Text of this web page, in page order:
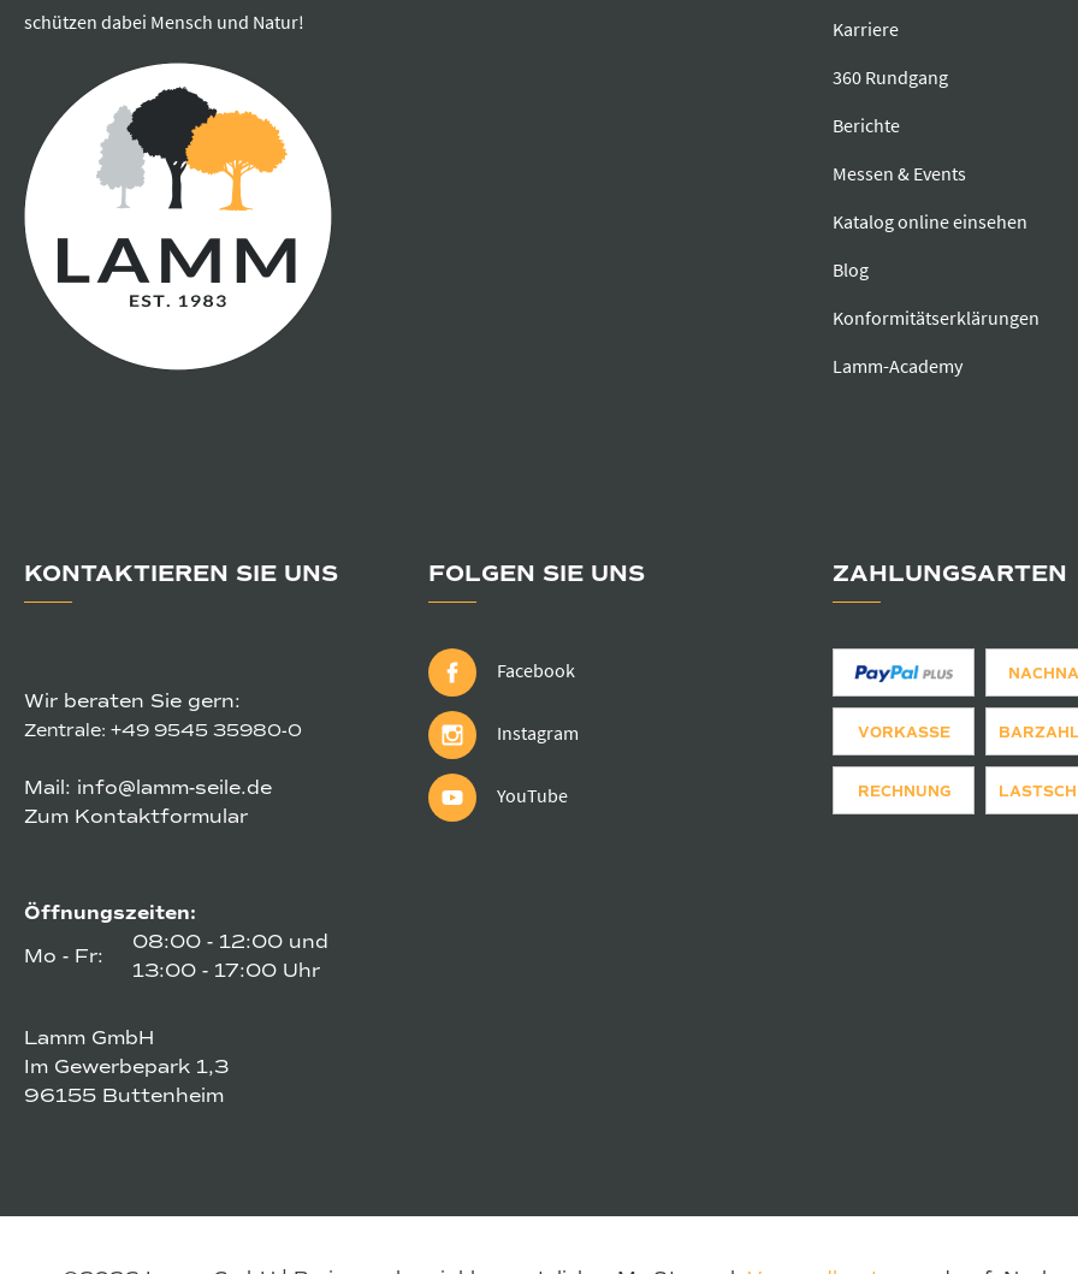
schützen dabei Mensch und Natur!
Karriere
360 Rundgang
Berichte
Messen & Events
Katalog online einsehen
Blog
Konformitätserklärungen
Lamm-Academy
KONTAKTIEREN SIE UNS
Wir beraten Sie gern:
Zentrale: +49 9545 35980-0
Mail: info@lamm-seile.de
Zum Kontaktformular
Öffnungszeiten:
Mo - Fr:
08:00 - 12:00 und
13:00 - 17:00 Uhr
Lamm GmbH
Im Gewerbepark 1,3
96155 Buttenheim
FOLGEN SIE UNS
Facebook
Instagram
YouTube
ZAHLUNGSARTEN
VORKASSE
RECHNUNG